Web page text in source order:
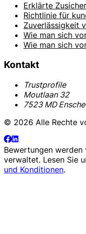
Erklärte
Richtlinie für
Zuverlässigkeit
Wie man sich
Wie man sich
Kontakt
Trustprofile
Moutlaan 32
7523 MD
© 2026 Alle Rechte
Bewertungen werden
verwaltet. Lesen Sie
und Konditionen.